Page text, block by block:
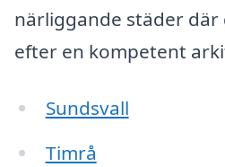
närliggande städer där
efter en kompetent
Sundsvall
Timrå